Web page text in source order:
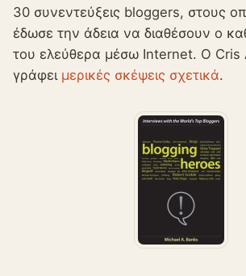
30 συνεντεύξεις bloggers, στους
έδωσε την άδεια να διαθέσουν ο
του ελεύθερα μέσω Internet. Ο Cris
γράφει μερικές σκέψεις σχετικά.